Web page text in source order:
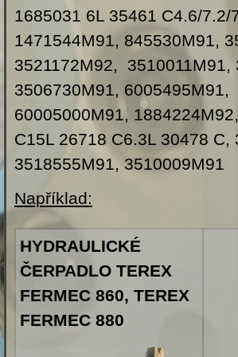
1685031 6L 35461 C4.6/7.2/
1471544M91, 845530M91,
3521172M92, 3510011M91,
3506730M91, 6005495M91,
60005000M91,
C15L 26718 C6.3L 30478 C,
3518555M91, 3510009M91
Například:
HYDRAULICKÉ
ČERPADLO TEREX
FERMEC 860, TEREX
FERMEC 880